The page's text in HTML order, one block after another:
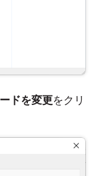
ドを変更をクリ